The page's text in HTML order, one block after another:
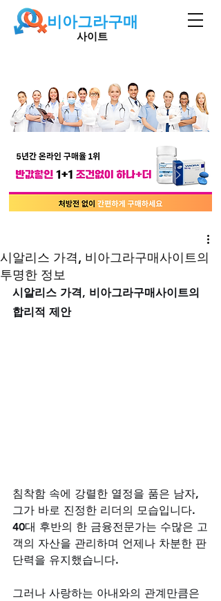
비아그라구매
사이트
시알리스 가격, 비아그라구매사이트의
투명한 정보
시알리스 가격, 비아그라구매사이트의
합리적 제안
침착함 속에 강렬한 열정을 품은 남자,
그가 바로 진정한 리더의 모습입니다.
40대 후반의 한 금융전문가는 수많은 고
객의 자산을 관리하며 언제나 차분한 판
단력을 유지했습니다.
그러나 사랑하는 아내와의 관계만큼은